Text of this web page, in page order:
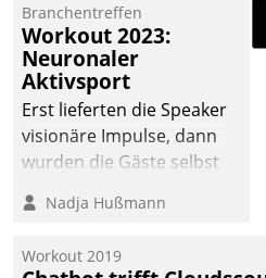
Mammutprojekte
meistern und Workloads
wuppen – bei zunehmend
anspruchsvollen
Aufgaben und
abnehmendem
Branchentreffen
Workout 2023:
Neuronaler
Aktivsport
Erst lieferten die Speaker
visionäre Impulse, dann
wurden die Gäste selbst
methodisch
Quartier. Dazwischen
Nadja Hußmann
Workout 2019